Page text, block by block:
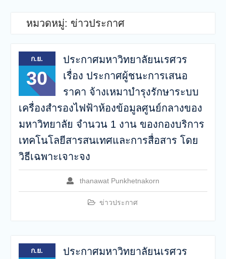
ของกองบริการเทคโนโลยี
หมวดหมู่: ข่าวประกาศ
ก.ย.
30
ประกาศมหาวิทยาลัยนเรศวร
เรื่อง ประกาศผู้ชนะการเสนอ
ราคา จ้างเหมาบำรุงรักษาระบบ
เครื่องสำรองไฟฟ้าห้องข้อมูลศูนย์กลางของ
มหาวิทยาลัย จำนวน 1 งาน ของกองบริการ
เทคโนโลยีสารสนเทศและการสื่อสาร โดย
วิธีเฉพาะเจาะจง
thanawat Punkhetnakorn
ข่าวประกาศ
ก.ย.
ประกาศมหาวิทยาลัยนเรศวร